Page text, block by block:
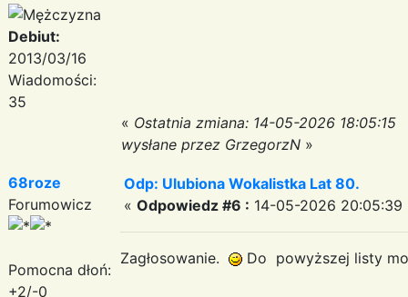
Debiut:
2013/03/16
Wiadomości:
35
« Ostatnia zmiana: 14-05-2026 18:05:15
wysłane przez GrzegorzN »
68roze
Forumowicz
Pomocna dłoń:
+2/-0
Odp: Ulubiona Wokalistka Lat 80.
« Odpowiedz #6 : 14-05-2026 20:05:39
Zagłosowanie. Do powyższej listy